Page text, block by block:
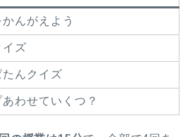
んがえよう
イズ
たんクイズ
あわせていくつ？